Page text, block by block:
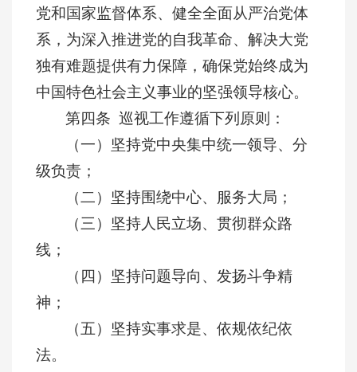
党和国家监督体系、健全全面从严治党体
系，为深入推进党的自我革命、解决大党
独有难题提供有力保障，确保党始终成为
中国特色社会主义事业的坚强领导核心。
第四条 巡视工作遵循下列原则：
（一）坚持党中央集中统一领导、分
级负责；
（二）坚持围绕中心、服务大局；
（三）坚持人民立场、贯彻群众路
线；
（四）坚持问题导向、发扬斗争精
神；
（五）坚持实事求是、依规依纪依
法。